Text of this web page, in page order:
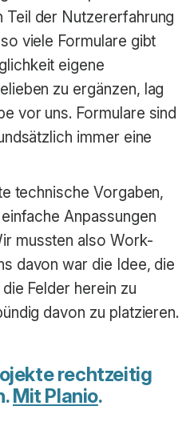
Teil der Nutzererfahrung
viele Formulare gibt
eigene
zu ergänzen, lag
vor uns. Formulare sind
immer eine
technische Vorgaben,
Anpassungen
mussten also Work-
davon war die Idee, die
Felder herein zu
davon zu platzieren.
rechtzeitig
Mit Planio.